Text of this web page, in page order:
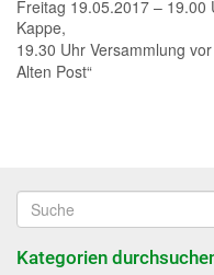
Freitag 19.05.2017 –
Kappe,
19.30 Uhr Versammlung
Alten Post“
Kategorien